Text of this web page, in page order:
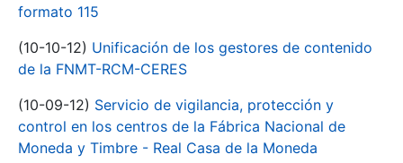
formato 115
(10-10-12) Unificación de los gestores de contenido
de la FNMT-RCM-CERES
(10-09-12) Servicio de vigilancia, protección y
control en los centros de la Fábrica Nacional de
Moneda y Timbre - Real Casa de la Moneda